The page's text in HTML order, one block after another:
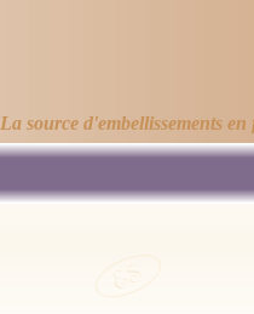
La source d'embellissements